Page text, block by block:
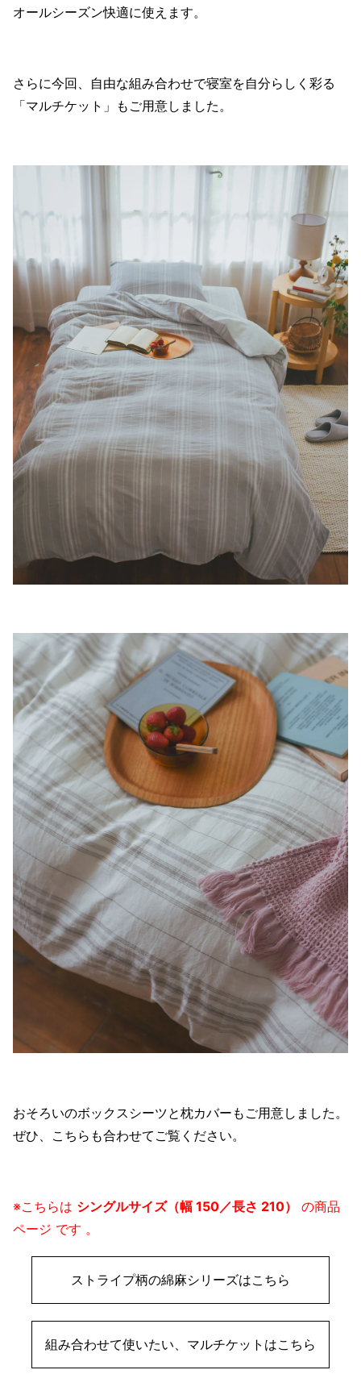
オールシーズン快適に使えます。
さらに今回、自由な組み合わせで寝室を自分らしく彩る
「マルチケット」もご用意しました。
おそろいのボックスシーツと枕カバーもご用意しました。
ぜひ、こちらも合わせてご覧ください。
※こちらは シングルサイズ（幅 150／長さ 210）
の商品
ページ です 。
ストライプ柄の綿麻シリーズはこちら
組み合わせて使いたい、マルチケットはこちら